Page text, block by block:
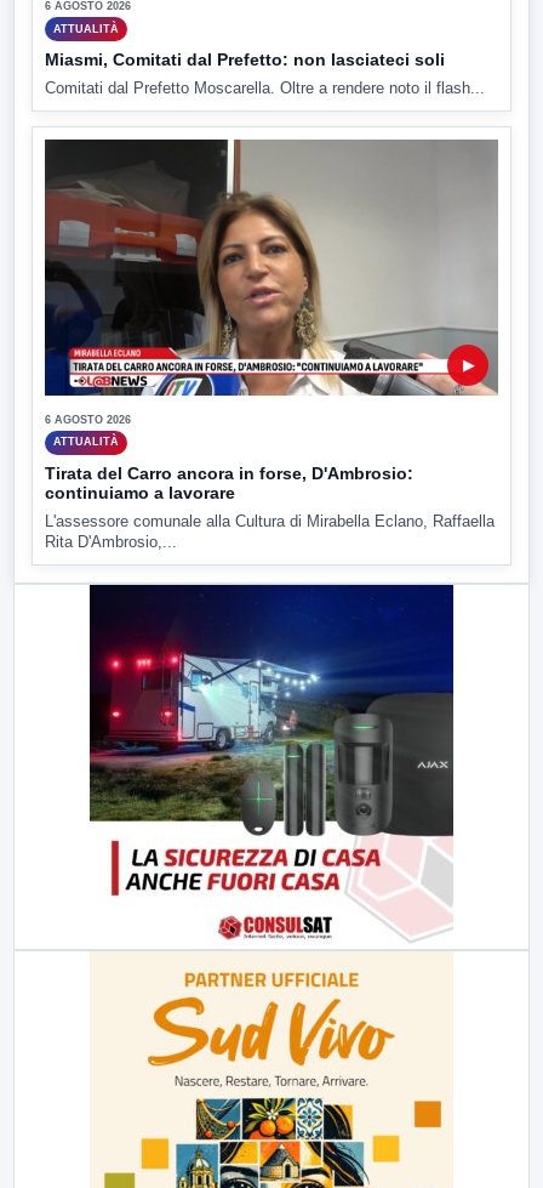
6 AGOSTO 2026
ATTUALITÀ
Miasmi, Comitati dal Prefetto: non lasciateci soli
Comitati dal Prefetto Moscarella. Oltre a rendere noto il flash...
▶
6 AGOSTO 2026
ATTUALITÀ
Tirata del Carro ancora in forse, D'Ambrosio:
continuiamo a lavorare
L'assessore comunale alla Cultura di Mirabella Eclano, Raffaella
Rita D'Ambrosio,...